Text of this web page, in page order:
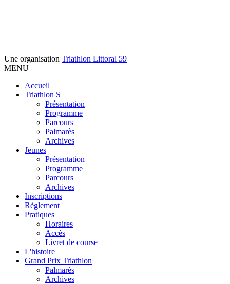
Une organisation Triathlon Littoral 59
MENU
Accueil
Triathlon S
Présentation
Programme
Parcours
Palmarès
Archives
Jeunes
Présentation
Programme
Parcours
Archives
Inscriptions
Règlement
Pratiques
Horaires
Accès
Livret de course
L'histoire
Grand Prix Triathlon
Palmarès
Archives